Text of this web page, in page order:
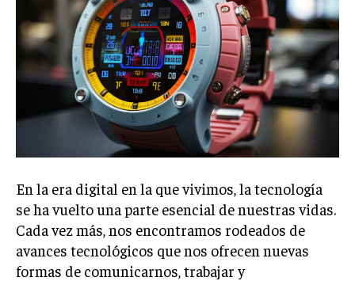
En la era digital en la que vivimos, la tecnología
se ha vuelto una parte esencial de nuestras vidas.
Cada vez más, nos encontramos rodeados de
avances tecnológicos que nos ofrecen nuevas
formas de comunicarnos, trabajar y